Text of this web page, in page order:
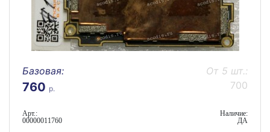
Базовая:
760 р.
От 5 шт.:
700
Арт.:
00000011760
Наличие:
ДА